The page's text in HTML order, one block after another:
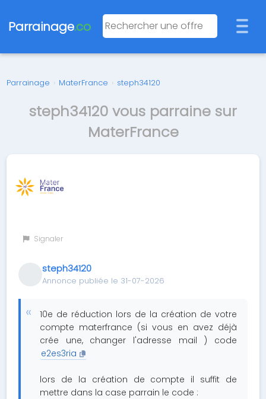
Parrainage.co
Parrainage › MaterFrance › steph34120
steph34120 vous parraine sur
MaterFrance
Signaler
steph34120
Annonce publiée le 31-07-2026
10e de réduction lors de la création de votre
compte materfrance (si vous en avez déjà
crée une, changer l'adresse mail ) code
e2es3ria
lors de la création de compte il suffit de
mettre dans la case parrain le code :